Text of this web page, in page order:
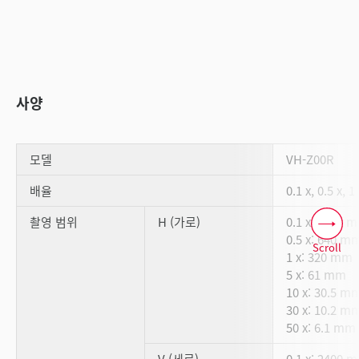
사양
모델
VH-Z00R
배율
0.1 x, 0.5 x,
촬영 범위
H (가로)
0.1 x: 3200
0.5 x: 640
1 x: 320 mm
5 x: 61 mm
10 x: 30.5
30 x: 10.2
50 x: 6.1 mm
Scroll